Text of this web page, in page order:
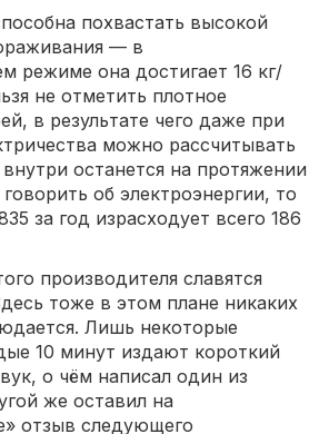
похвастать высокой
— в
режиме она достигает 16 кг/
не отметить плотное
в результате чего даже при
можно рассчитывать
останется на протяжении
об электроэнергии, то
за год израсходует всего 186
производителя славятся
тоже в этом плане никаких
Лишь некоторые
10 минут издают короткий
о чём написал один из
же оставил на
отзыв следующего